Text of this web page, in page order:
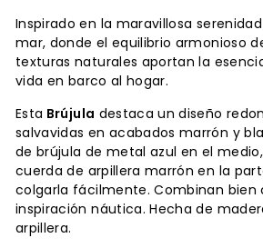
Inspirado en la maravillosa
mar, donde el equilibrio armonioso
texturas naturales aportan la
vida en barco al hogar.
Esta Brújula destaca un diseño
salvavidas en acabados marrón y
de brújula de metal azul en el
cuerda de arpillera marrón en la
colgarla fácilmente. Combinan bien
inspiración náutica. Hecha de
arpillera.